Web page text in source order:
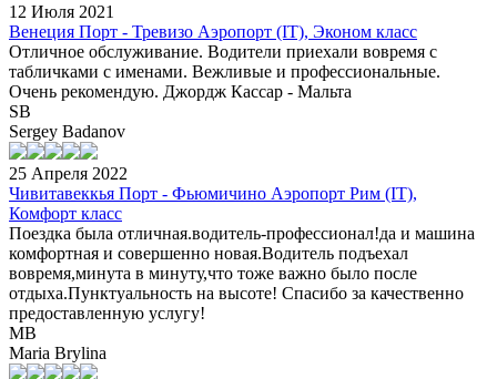
12 Июля 2021
Венеция Порт - Тревизо Аэропорт (IT), Эконом класс
Отличное обслуживание. Водители приехали вовремя с
табличками с именами. Вежливые и профессиональные.
Очень рекомендую. Джордж Кассар - Мальта
SB
Sergey Badanov
25 Апреля 2022
Чивитавеккья Порт - Фьюмичино Аэропорт Рим (IT),
Комфорт класс
Поездка была отличная.водитель-профессионал!да и машина
комфортная и совершенно новая.Водитель подъехал
вовремя,минута в минуту,что тоже важно было после
отдыха.Пунктуальность на высоте! Спасибо за качественно
предоставленную услугу!
MB
Maria Brylina